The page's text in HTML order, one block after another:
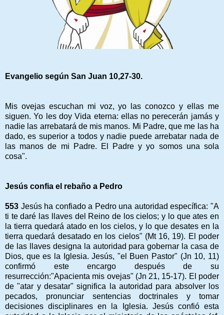
Evangelio según San Juan 10,27-30.
Mis ovejas escuchan mi voz, yo las conozco y ellas me
siguen. Yo les doy Vida eterna: ellas no perecerán jamás y
nadie las arrebatará de mis manos. Mi Padre, que me las ha
dado, es superior a todos y nadie puede arrebatar nada de
las manos de mi Padre. El Padre y yo somos una sola
cosa".
Jesús confia el rebaño a Pedro
553 Jesús ha confiado a Pedro una autoridad específica: "A
ti te daré las llaves del Reino de los cielos; y lo que ates en
la tierra quedará atado en los cielos, y lo que desates en la
tierra quedará desatado en los cielos" (Mt 16, 19). El poder
de las llaves designa la autoridad para gobernar la casa de
Dios, que es la Iglesia. Jesús, "el Buen Pastor" (Jn 10, 11)
confirmó este encargo después de su
resurrección:"Apacienta mis ovejas" (Jn 21, 15-17). El poder
de "atar y desatar" significa la autoridad para absolver los
pecados, pronunciar sentencias doctrinales y tomar
decisiones disciplinares en la Iglesia. Jesús confió esta